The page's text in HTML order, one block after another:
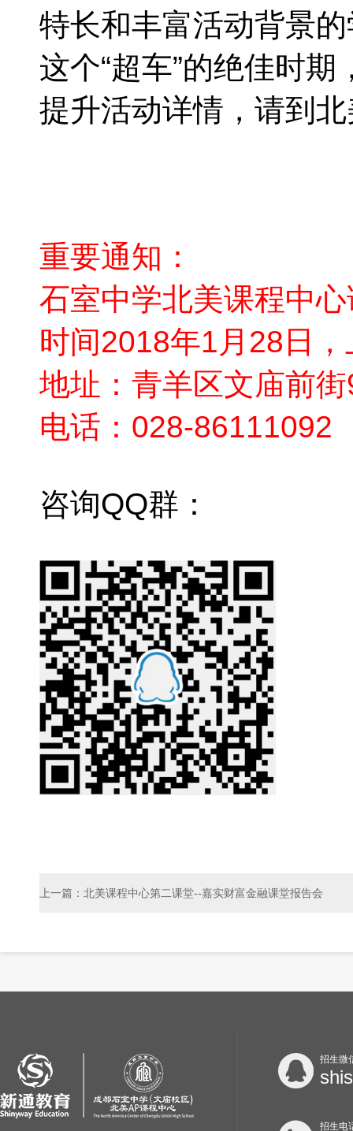
特长和丰富活动背景
这个“超车”的绝佳时
提升活动详情，请到
重要通知：
石室中学北美课程中
时间2018年1月28日
地址：青羊区文庙前
电话：028-86111092
咨询QQ群：
上一篇：北美课程中心第二课堂--嘉实财富金融课堂报告会
招生微
招生电